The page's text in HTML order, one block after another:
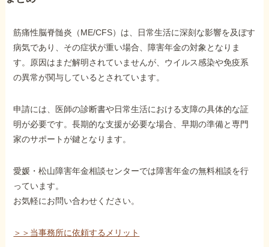
筋痛性脳脊髄炎（ME/CFS）は、日常生活に深刻な影響を及ぼす
病気であり、その症状が重い場合、障害年金の対象となりま
す。原因はまだ解明されていませんが、ウイルス感染や免疫系
の異常が関与しているとされています。
申請には、医師の診断書や日常生活における支障の具体的な証
明が必要です。長期的な支援が必要な場合、早期の準備と専門
家のサポートが鍵となります。
愛媛・松山障害年金相談センターでは障害年金の無料相談を行
っています。
お気軽にお問い合わせください。
＞＞当事務所に依頼するメリット